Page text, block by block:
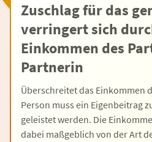
Zuschlag für das
verringert sich
Einkommen des
Partnerin
Überschreitet das Einkommen
Person muss ein Eigenbeitrag
geleistet werden. Die
dabei maßgeblich von der Art